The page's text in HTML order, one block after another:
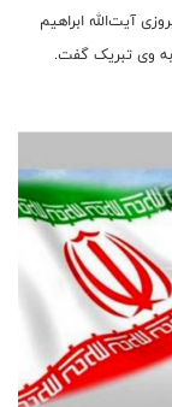
آیت‌الله ابراهیم
وی تبریک گفت.